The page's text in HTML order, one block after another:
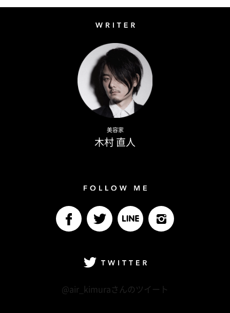
美容家
木村 直人
@air_kimuraさんのツイート